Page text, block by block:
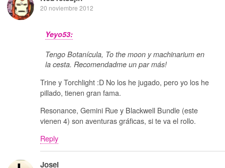
20 noviembre 2012
Yeyo53:
Tengo Botanícula, To the moon y machinarium en
la cesta. Recomendadme un par más!
Trine y Torchlight :D No los he jugado, pero yo los he
pillado, tienen gran fama.
Resonance, Gemini Rue y Blackwell Bundle (este
vienen 4) son aventuras gráficas, si te va el rollo.
Reply
Josei